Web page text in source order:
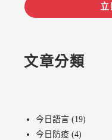
立
文章分類
今日語言 (19)
今日防疫 (4)